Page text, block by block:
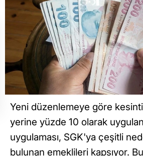
Yeni düzenlemeye göre
yerine yüzde 10 olarak
uygulaması, SGK'ya çeşitli
bulunan emeklileri kapsıyor.